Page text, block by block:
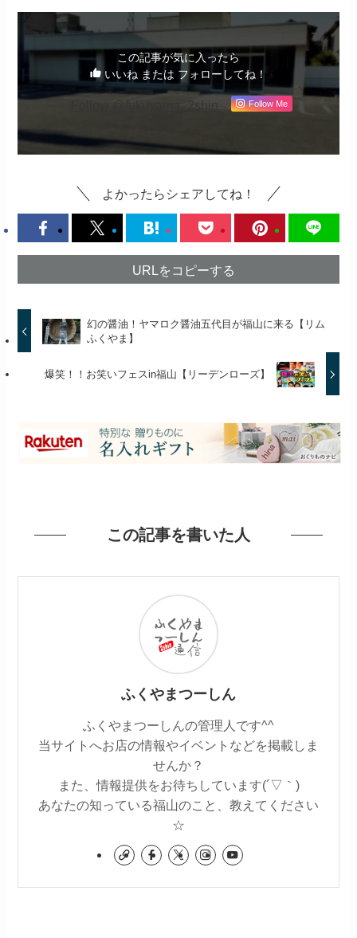
この記事が気に入ったら
いいね または フォローしてね！
Follow Me
よかったらシェアしてね！
URLをコピーする
幻の醤油！ヤマロク醤油五代目が福山に来る【リム
ふくやま】
爆笑！！お笑いフェスin福山【リーデンローズ】
この記事を書いた人
ふくやまつーしん
ふくやまつーしんの管理人です^^
当サイトへお店の情報やイベントなどを掲載しま
せんか？
また、情報提供をお待ちしています(´▽｀)
あなたの知っている福山のこと、教えてください
☆